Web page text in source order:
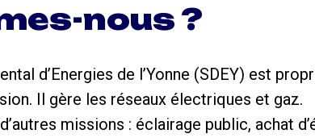
nous ?
d’Energies de l’Yonne (SDEY) est
Il gère les réseaux électriques et gaz.
missions : éclairage public, achat